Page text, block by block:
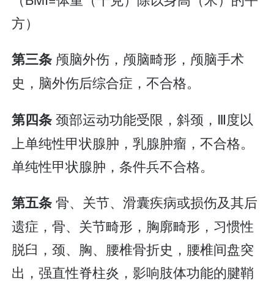
方）
第三条 颅脑外伤，颅脑畸形，颅脑手术
史，脑外伤后综合症，不合格。
第四条颈部运动功能受限，斜颈，Ⅲ度以
上单纯性甲状腺肿，乳腺肿瘤，不合格。
单纯性甲状腺肿，条件兵不合格。
第五条骨、关节、滑囊疾病或损伤及其后
遗症，骨、关节畸形，胸廓畸形，习惯性
脱臼，颈、胸、腰椎骨折史，腰椎间盘突
出，强直性脊柱炎，影响肢体功能的腱鞘